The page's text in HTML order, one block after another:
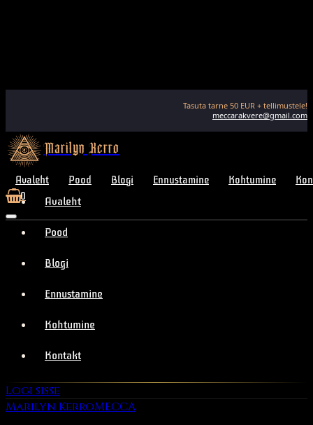
Tasuta tarne 50 EUR + tellimustele!
meccarakvere@gmail.com
Marilyn Kerro
Avaleht Pood Blogi Ennustamine Kohtumine
0 Avaleht
Pood
Blogi
Ennustamine
Kohtumine
Kontakt
Logi sisse
Marilyn KerroMECCA